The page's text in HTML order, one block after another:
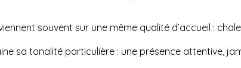
souvent sur une même qualité d’accueil :
sa tonalité particulière : une présence attentive,